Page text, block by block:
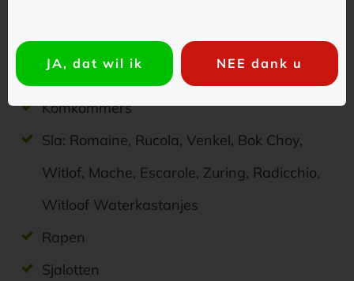
Tauge
Olijven
Komkommers
Sla: Romaine, Rucola, Venkel, Bok Choy,
Witlof, Mache, Escarole, Zuring, Radicchio,
Witloof Waterkastanjes
Rapen
Sjalotten
JA, dat wil ik NEE dank u